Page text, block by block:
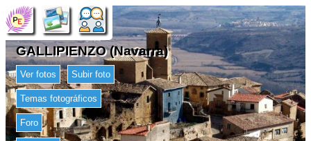
GALLIPIENZO (Navarra)
Ver fotos Subir foto
Temas fotográficos
Foro